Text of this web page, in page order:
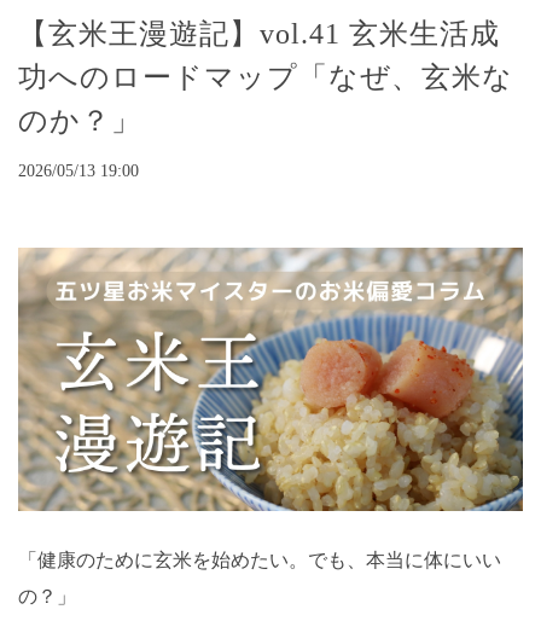
【玄米王漫遊記】vol.41 玄米生活成
功へのロードマップ「なぜ、玄米な
のか？」
2026/05/13 19:00
「健康のために玄米を始めたい。でも、本当に体にいい
の？」